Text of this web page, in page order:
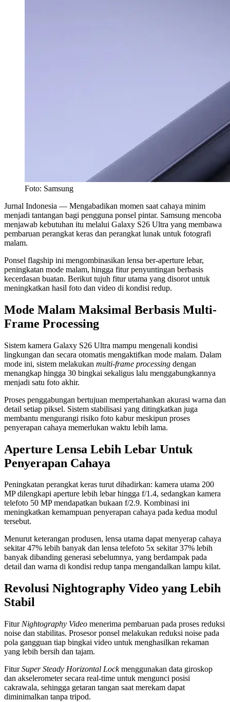
Foto: Samsung
Jurnal Indonesia — Mengabadikan momen saat cahaya minim
menjadi tantangan bagi pengguna ponsel pintar. Samsung mencoba
menjawab kebutuhan itu melalui Galaxy S26 Ultra yang membawa
pembaruan perangkat keras dan perangkat lunak untuk fotografi
malam.
Ponsel flagship ini mengombinasikan lensa ber-aperture lebar,
peningkatan mode malam, hingga fitur penyuntingan berbasis
kecerdasan buatan. Berikut tujuh fitur utama yang disorot untuk
meningkatkan hasil foto dan video di kondisi redup.
Mode Malam Maksimal Berbasis Multi-
Frame Processing
Sistem kamera Galaxy S26 Ultra mampu mengenali kondisi
lingkungan dan secara otomatis mengaktifkan mode malam. Dalam
mode ini, sistem melakukan multi-frame processing dengan
menangkap hingga 30 bingkai sekaligus lalu menggabungkannya
menjadi satu foto akhir.
Proses penggabungan bertujuan mempertahankan akurasi warna dan
detail setiap piksel. Sistem stabilisasi yang ditingkatkan juga
membantu mengurangi risiko foto kabur meskipun proses
penyerapan cahaya memerlukan waktu lebih lama.
Aperture Lensa Lebih Lebar Untuk
Penyerapan Cahaya
Peningkatan perangkat keras turut dihadirkan: kamera utama 200
MP dilengkapi aperture lebih lebar hingga f/1.4, sedangkan kamera
telefoto 50 MP mendapatkan bukaan f/2.9. Kombinasi ini
meningkatkan kemampuan penyerapan cahaya pada kedua modul
tersebut.
Menurut keterangan produsen, lensa utama dapat menyerap cahaya
sekitar 47% lebih banyak dan lensa telefoto 5x sekitar 37% lebih
banyak dibanding generasi sebelumnya, yang berdampak pada
detail dan warna di kondisi redup tanpa mengandalkan lampu kilat.
Revolusi Nightography Video yang Lebih
Stabil
Fitur Nightography Video menerima pembaruan pada proses reduksi
noise dan stabilitas. Prosesor ponsel melakukan reduksi noise pada
pola gangguan tiap bingkai video untuk menghasilkan rekaman
yang lebih bersih dan tajam.
FiturSuper Steady Horizontal Lockmenggunakan data giroskop
dan akselerometer secara real-time untuk mengunci posisi
cakrawala, sehingga getaran tangan saat merekam dapat
diminimalkan tanpa tripod.